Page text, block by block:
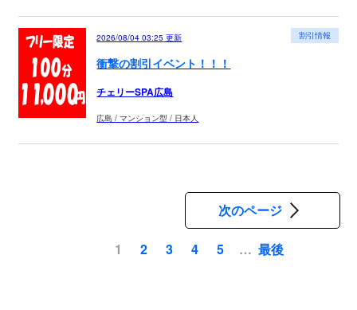
割引情報
2026/08/04 03:25 更新
衝撃の割引イベント！！！
チェリーSPA広島
広島 / マンション型 / 日本人
1 2 3 4 5 …
次のページ
最後